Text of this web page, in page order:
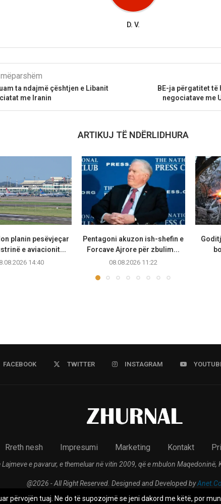
D. V.
ta ndajmë çështjen e Libanit
me Iranin
BE-ja përgatitet të
negociatave me
ARTIKUJ TË NDËRLIDHURA
planin pesëvjeçar
e aviacionit...
14:40
Pentagoni akuzon ish-shefin e
Forcave Ajrore për zbulim...
08.08.2026 11:22
FACEBOOK TWITTER INSTAGRAM
Rreth nesh Impresumi Marketing Kontakt
e pavarur, e themeluar në vitin 2009, që e mbulon Maqedoninë,
@2026 - All Right Reserved. Designed and Developed by
përvojën tuaj. Ne do të supozojmë se jeni dakord me këtë, por